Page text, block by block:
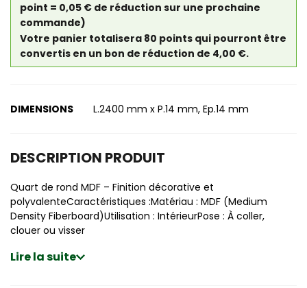
point = 0,05 € de réduction sur une prochaine
commande)
Votre panier totalisera 80 points qui pourront être
convertis en un bon de réduction de 4,00 €.
DIMENSIONS L.2400 mm x P.14 mm, Ep.14 mm
DESCRIPTION PRODUIT
Quart de rond MDF – Finition décorative et
polyvalenteCaractéristiques :Matériau : MDF (Medium
Density Fiberboard)Utilisation : IntérieurPose : À coller,
clouer ou visser
Lire la suite